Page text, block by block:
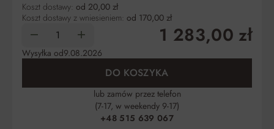
Koszt dostawy: od 20,00 zł
Koszt dostawy z wniesieniem: od 170,00 zł
1 283,00 zł
Wysyłka od9.08.2026
DO KOSZYKA
lub zamów przez telefon
(7-17, w weekendy 9-17)
+48 515 639 067